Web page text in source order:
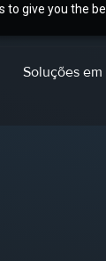
to give you the
Soluções